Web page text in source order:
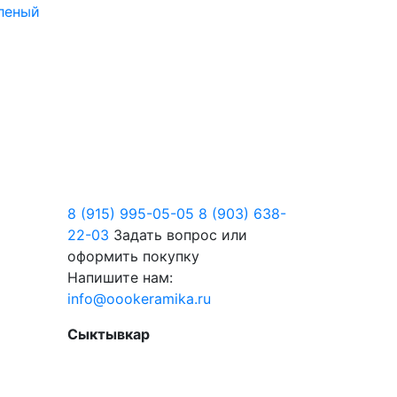
8 (915) 995-05-05 8 (903) 638-
22-03 Задать вопрос или
оформить покупку
Напишите нам:
info@oookeramika.ru
Сыктывкар